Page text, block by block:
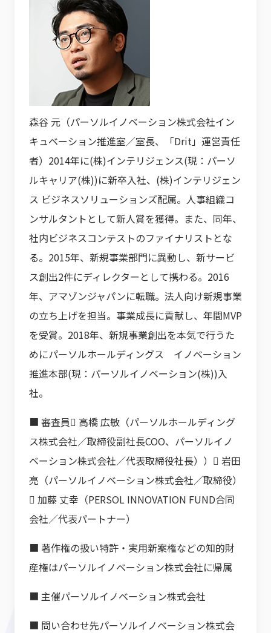
森谷 元（パーソルイノベーション株式会社イン
キュベーション推進室／室長、「Drit」運営責任
者）2014年に(株)インテリジェンス(現：パーソ
ルキャリア(株))に新卒入社、(株)インテリジェン
ス ビジネスソリューションズ配属。人事組織コ
ンサルタントとして新人賞を獲得。また、同年、
社内ビジネスコンテストのファイナリストとな
る。2015年、新規事業部門に異動し、新サービ
ス創出2件にディレクターとして携わる。2016
年、アマゾンジャパンに転職。法人向け新規事業
の立ち上げを担当。事業成長に貢献し、年間MVP
を受賞。2018年、新規事業創出を本気で行うた
めにパーソルホールディングス イノベーション
推進本部(現：パーソルイノベーション(株))入
社。
■ 審査員 高橋 広敏（パーソルホールディング
ス株式会社／取締役副社長COO、パーソルイノ
ベーション株式会社／代表取締役社長）） 岩田
亮（パーソルイノベーション株式会社／取締役）
 加藤 丈幸（PERSOL INNOVATION FUND合同
会社／代表パートナー）
■ 著作権の扱い特許・実用新案権などの知的財
産権はパーソルイノベーション株式会社に帰属
■ 主催パーソルイノベーション株式会社
■ 問い合わせ先パーソルイノベーション株式会